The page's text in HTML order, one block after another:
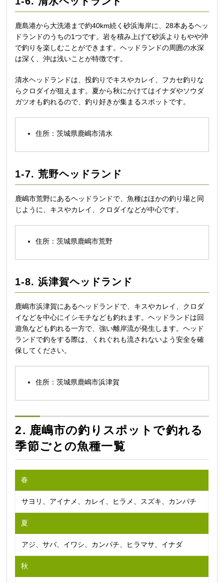
鹿島港から大洗港まで約40km続く砂浜海岸に、28本あるヘッ
ドランドのうちの1つです。岩を積み上げて砂浜よりもやや沖
で釣りを楽しむことができます。ヘッドランドの周囲の水深
は深く、沖は浅いことが特徴です。
清水ヘッドランドは、投釣りでキスやカレイ、フカセ釣りな
らクロダイが狙えます。夏から秋にかけてはイナダやソウダ
ガツオも釣れるので、釣り好きが集まるスポットです。
住所：茨城県鹿嶋市清水
1-7. 荒野ヘッドランド
鹿嶋市荒野にあるヘッドランドで、魚種はほかの釣り場と同
じように、キスやカレイ、クロダイなどが中心です。
住所：茨城県鹿嶋市荒野
1-8. 浜津賀ヘッドランド
鹿嶋市浜津賀にあるヘッドランドで、キスやカレイ、クロダ
イなどを中心にイシモチなども釣れます。ヘッドランドは回
遊魚なども釣れる一方で、強い離岸流が発生します。ヘッド
ランドで釣をする際は、くれぐれも流されないよう安全を確
保してください。
住所：茨城県鹿嶋市浜津賀
2. 鹿嶋市の釣りスポットで釣れる
季節ごとの魚種一覧
春
サヨリ、アイナメ、カレイ、ヒラメ、スズキ、カンパチ
夏
アジ、サバ、イワシ、カンパチ、ヒラマサ、イナダ
秋